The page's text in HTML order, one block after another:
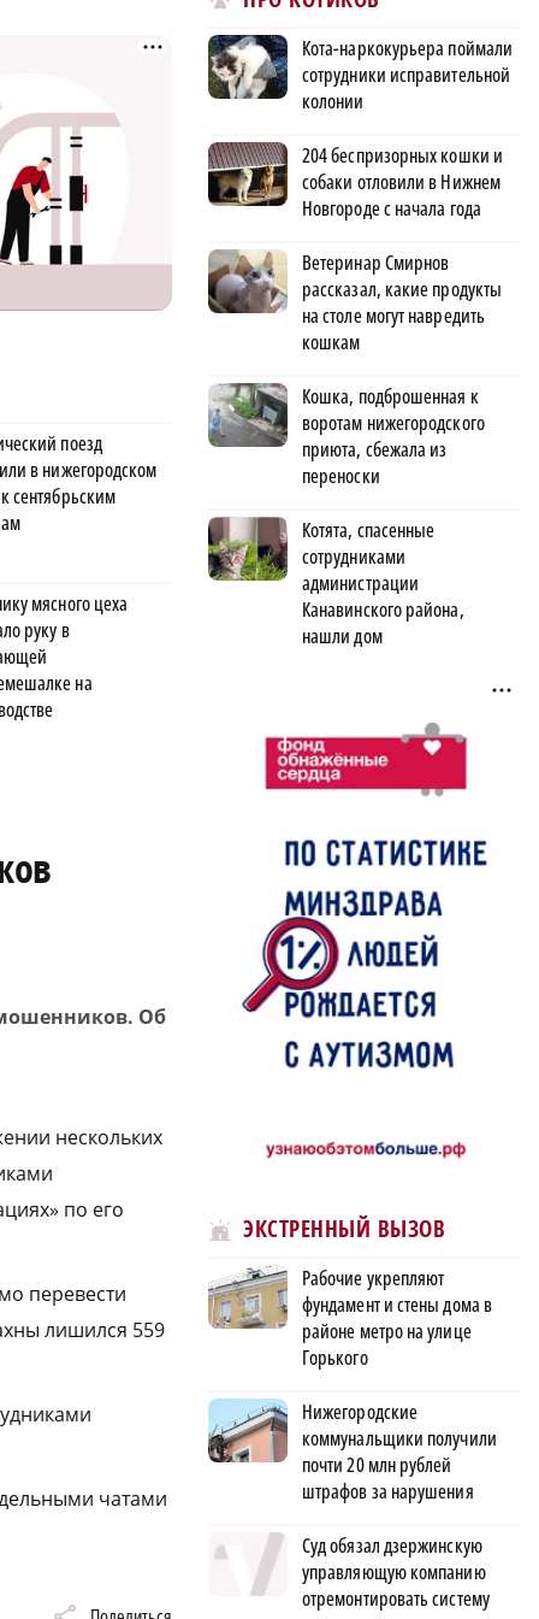
поезд
в нижегородском
сентябрьским
мясного цеха
руку в
на
мошенников. Об
нескольких
по его
перевести
лишился 559
чатами
Кота-наркокурьера поймали
сотрудники исправительной
колонии
204 беспризорных кошки и
собаки отловили в Нижнем
Новгороде с начала года
Ветеринар Смирнов
рассказал, какие продукты
на столе могут навредить
кошкам
Кошка, подброшенная к
воротам нижегородского
приюта, сбежала из
переноски
Котята, спасенные
сотрудниками
администрации
Канавинского района,
нашли дом
ЭКСТРЕННЫЙ ВЫЗОВ
Рабочие укрепляют
фундамент и стены дома в
районе метро на улице
Горького
Нижегородские
коммунальщики получили
почти 20 млн рублей
штрафов за нарушения
Суд обязал дзержинскую
управляющую компанию
отремонтировать систему